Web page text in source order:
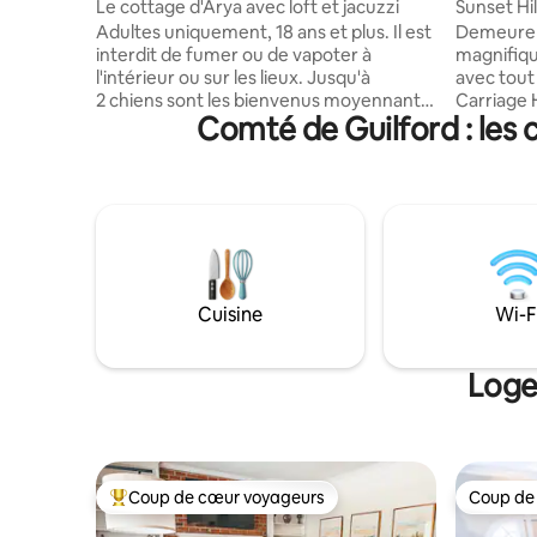
Le cottage d'Arya avec loft et jacuzzi
Adultes uniquement, 18 ans et plus. Il est
interdit de fumer ou de vapoter à
l'intérieur ou sur les lieux. Jusqu'à
2 chiens sont les bienvenus moyennant
des frais supplémentaires. Chalet
paisible, situé au centre d'une ferme
des chèvres. Découvrez nos
magnifiques chevaux à l'entraînement
ou promenez-vous sur nos sentiers
pédestres ou à travers les bois sur les
autour de votre foyer, plongez dans le
Sunset
avec
Carriage
d'hôtes
derrière
max,
pied de
proximité
coin,
Comté de Guilford : les
Cuisine Wi-
Coup de cœur voyageurs parmi les plus aimés
Coup de cœur voyageurs Coup
Coup